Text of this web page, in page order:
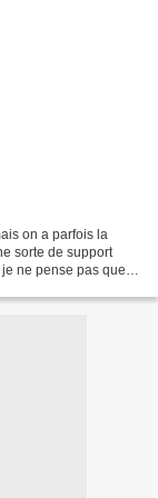
on a parfois la
sorte de support
ne pense pas que je